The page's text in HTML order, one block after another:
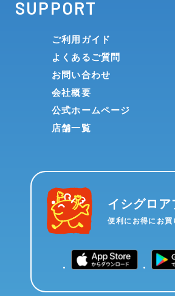
SUPPORT
ご利用ガイド
よくあるご質問
お問い合わせ
会社概要
公式ホームページ
店舗一覧
イシグロア
便利にお得にお買